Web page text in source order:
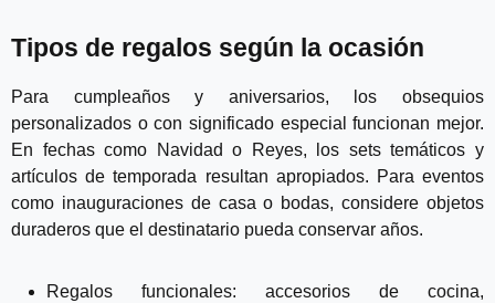
Tipos de regalos según la ocasión
Para cumpleaños y aniversarios, los obsequios
personalizados o con significado especial funcionan mejor.
En fechas como Navidad o Reyes, los sets temáticos y
artículos de temporada resultan apropiados. Para eventos
como inauguraciones de casa o bodas, considere objetos
duraderos que el destinatario pueda conservar años.
Regalos funcionales: accesorios de cocina,